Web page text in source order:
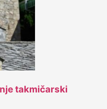
takmičarski